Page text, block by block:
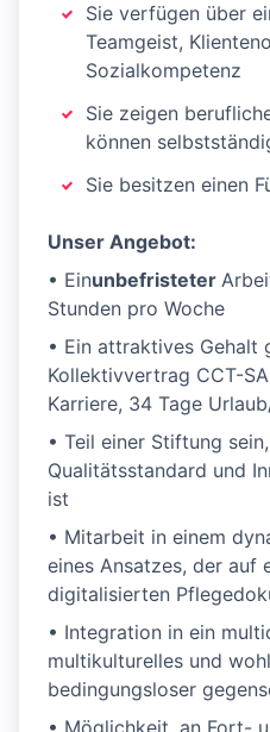
Sie verfügen über
Teamgeist,
Sozialkompetenz
Sie zeigen
können
Sie besitzen einen
Unser Angebot:
• Einunbefristeter
Stunden pro Woche
• Ein attraktives Gehalt
Kollektivvertrag CCT-
Karriere, 34 Tage
• Teil einer Stiftung
Qualitätsstandard und
ist
• Mitarbeit in einem
eines Ansatzes, der auf
digitalisierten
• Integration in ein
multikulturelles und
bedingungsloser